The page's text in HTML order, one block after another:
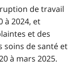
de travail
à 2024, et
et des
soins de santé et
à mars 2025.